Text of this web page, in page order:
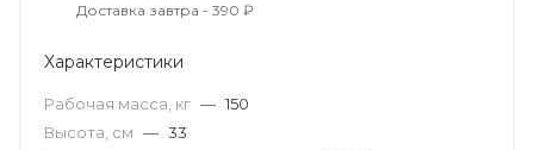
Доставка завтра - 390 ₽
Характеристики
Рабочая масса, кг — 150
Высота, см — 33